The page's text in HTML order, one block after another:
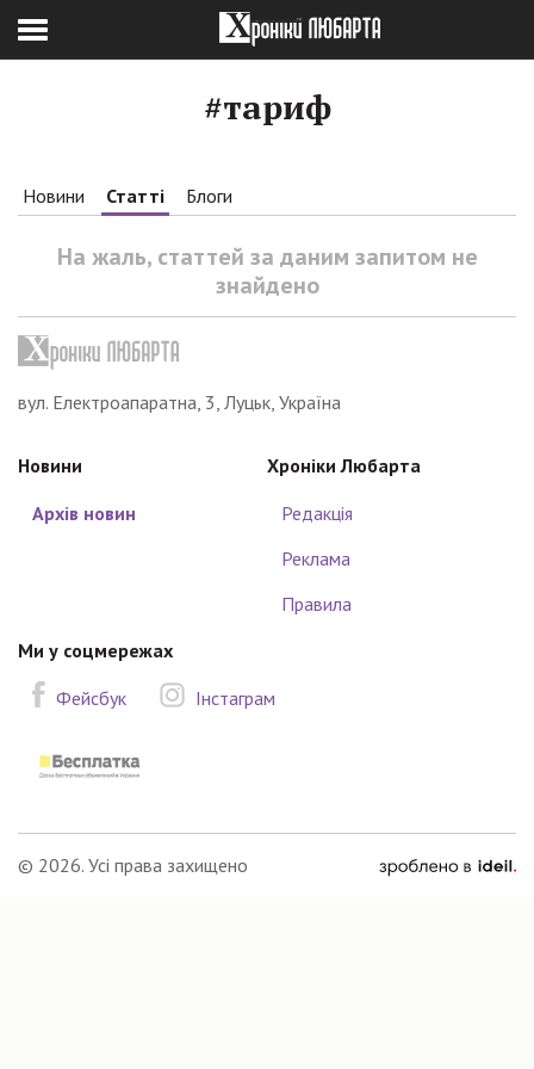
#тариф
Новини Статті Блоги
На жаль, статтей за даним запитом не
знайдено
вул. Електроапаратна, 3, Луцьк, Україна
Новини
Архів новин
Хроніки Любарта
Редакція
Реклама
Правила
Ми у соцмережах
Фейсбук
Інстаграм
© 2026. Усі права захищено
зроблено